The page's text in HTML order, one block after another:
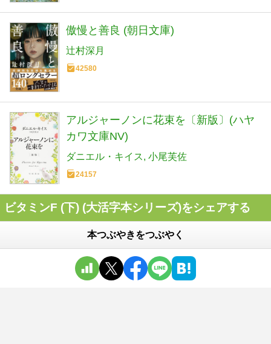
傲慢と善良 (朝日文庫)
辻村深月
42580
アルジャーノンに花束を〔新版〕(ハヤ
カワ文庫NV)
ダニエル・キイス 小尾芙佐
24157
ビタミンF (下) (大活字本シリーズ)をシェアする
本つぶやきをつぶやく